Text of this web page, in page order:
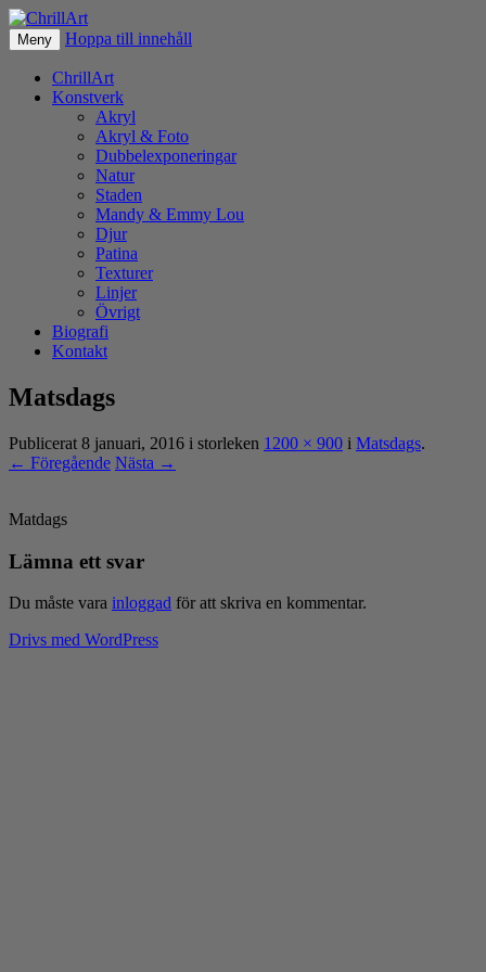
ChrillArt
Fotografier & akryl av Christer Lövgren
Meny Hoppa till innehåll
ChrillArt
Konstverk
Akryl
Akryl & Foto
Dubbelexponeringar
Natur
Staden
Mandy & Emmy Lou
Djur
Patina
Texturer
Linjer
Övrigt
Biografi
Kontakt
Matsdags
Publicerat 8 januari, 2016 i storleken 1200 × 900 i Matsdags.
← Föregående Nästa →
Matdags
Lämna ett svar
Du måste vara inloggad för att skriva en kommentar.
Drivs med WordPress